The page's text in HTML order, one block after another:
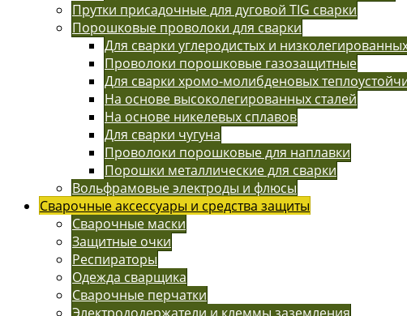
Прутки присадочные для дуговой TIG сварки
Порошковые проволоки для сварки
Для сварки углеродистых и
Проволоки порошковые газозащитные
Для сварки хромо-молибденовых
На основе высоколегированных сталей
На основе никелевых сплавов
Для сварки чугуна
Проволоки порошковые для наплавки
Порошки металлические для сварки
Вольфрамовые электроды и флюсы
Сварочные аксессуары и средства защиты
Сварочные маски
Защитные очки
Респираторы
Одежда сварщика
Сварочные перчатки